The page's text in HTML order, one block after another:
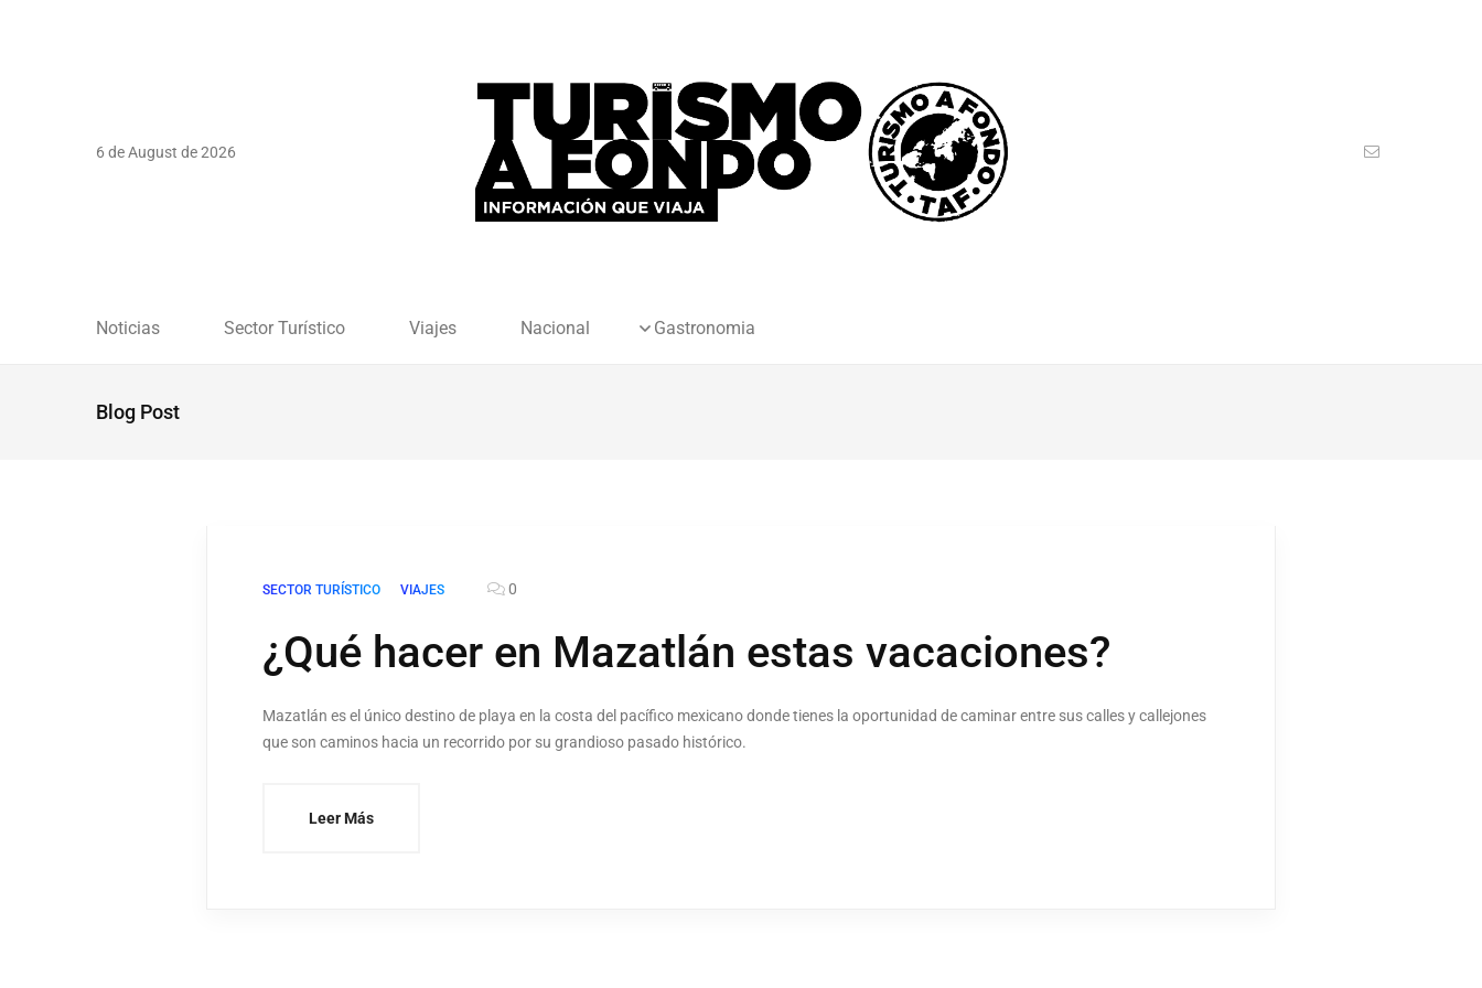
6 de August de 2026
Noticias Sector Turístico Viajes Nacional Gastronomia
Blog Post
SECTOR TURÍSTICO VIAJES 0
¿Qué hacer en Mazatlán estas vacaciones?
Mazatlán es el único destino de playa en la costa del pacífico mexicano donde tienes la oportunidad de caminar entre sus calles y callejones
que son caminos hacia un recorrido por su grandioso pasado histórico.
Leer Más